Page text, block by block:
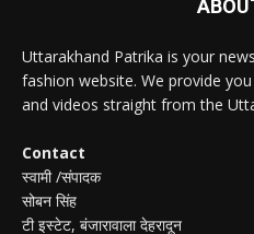
Uttarakhand Patrika is your
fashion website. We provide
and videos straight from the
Contact
स्वामी /संपादक
सोबन सिंह
टी इस्टेट, बंजारावाला देहरादून